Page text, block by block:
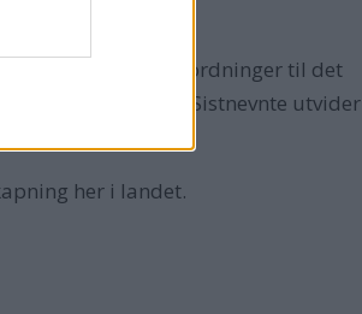
fra støtteordninger til det
Pioner Boat AS. Sistnevnte utvider
her i landet.